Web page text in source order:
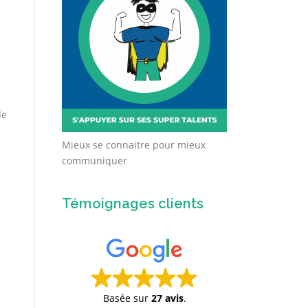
Mieux se connaitre pour mieux
communiquer
Témoignages clients
Basée sur 27 avis.